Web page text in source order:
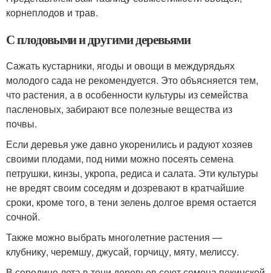
корнеплодов и трав.
С плодовыми и другими деревьями
Сажать кустарники, ягоды и овощи в междурядьях
молодого сада не рекомендуется. Это объясняется тем,
что растения, а в особенности культуры из семейства
пасленовых, забирают все полезные вещества из
почвы.
Если деревья уже давно укоренились и радуют хозяев
своими плодами, под ними можно посеять семена
петрушки, кинзы, укропа, редиса и салата. Эти культуры
не вредят своим соседям и дозревают в кратчайшие
сроки, кроме того, в тени зелень долгое время остается
сочной.
Также можно выбрать многолетние растения —
клубнику, черемшу, джусай, горчицу, мяту, мелиссу.